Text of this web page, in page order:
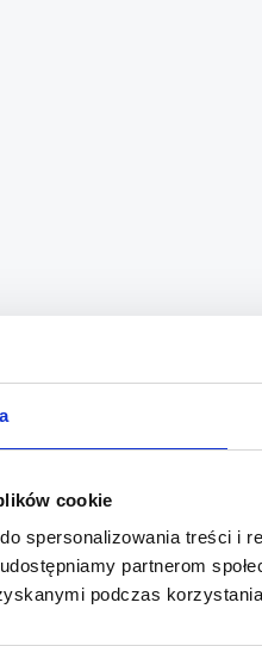
cookie
spersonalizowania treści i
partnerom
podczas